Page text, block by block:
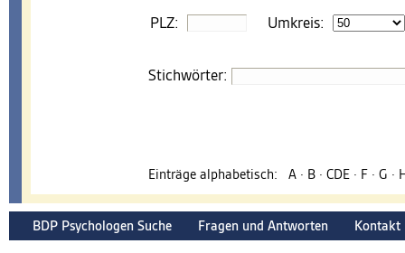
PLZ: Umkreis:
Stichwörter:
Einträge alphabetisch: A· B· CDE· F· G ·
BDP Psychologen Suche Fragen und Antworten Kontakt